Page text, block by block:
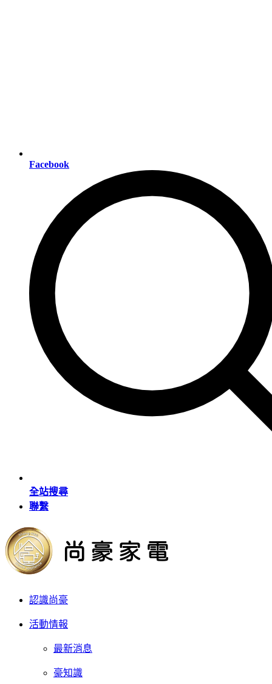
Facebook
全站搜尋
聯繫
認識尚豪
活動情報
最新消息
豪知識